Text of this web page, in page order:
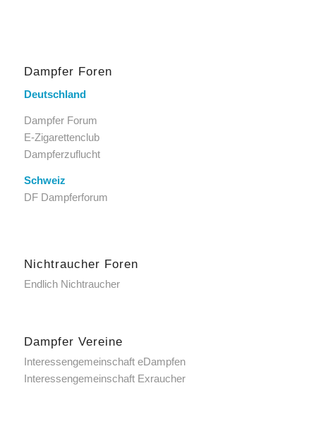
Dampfer Foren
Deutschland
Dampfer Forum
E-Zigarettenclub
Dampferzuflucht
Schweiz
DF Dampferforum
Nichtraucher Foren
Endlich Nichtraucher
Dampfer Vereine
Interessengemeinschaft eDampfen
Interessengemeinschaft Exraucher